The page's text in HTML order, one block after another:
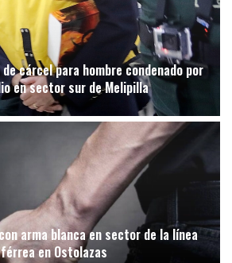
cárcel para hombre condenado por
en sector sur de Melipilla
arma blanca en sector de la línea
férrea en Ostolazas